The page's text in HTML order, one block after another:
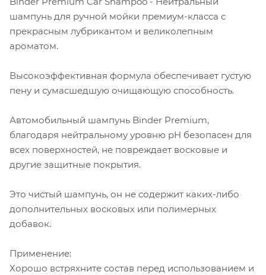
шампунь для ручной мойки премиум-класса с
прекрасным лубрикантом и великолепным
ароматом.
Высокоэффективная формула обеспечивает густую
пену и сумасшедшую очищающую способность.
Автомобильный шампунь Binder Premium,
благодаря нейтральному уровню pH безопасен для
всех поверхностей, не повреждает восковые и
другие защитные покрытия.
Это чистый шампунь, он не содержит каких-либо
дополнительных восковых или полимерных
добавок.
Применение:
Хорошо встряхните состав перед использованием и